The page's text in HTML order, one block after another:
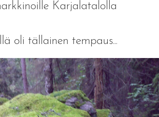
Karjalatalolla
oli tällainen tempaus...